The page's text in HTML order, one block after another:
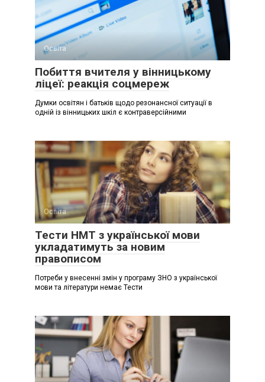
Освіта
Побиття вчителя у вінницькому
ліцеї: реакція соцмереж
Думки освітян і батьків щодо резонансної ситуації в
одній із вінницьких шкіл є контраверсійними
Освіта
Тести НМТ з української мови
укладатимуть за новим
правописом
Потреби у внесенні змін у програму ЗНО з української
мови та літератури немає Тести